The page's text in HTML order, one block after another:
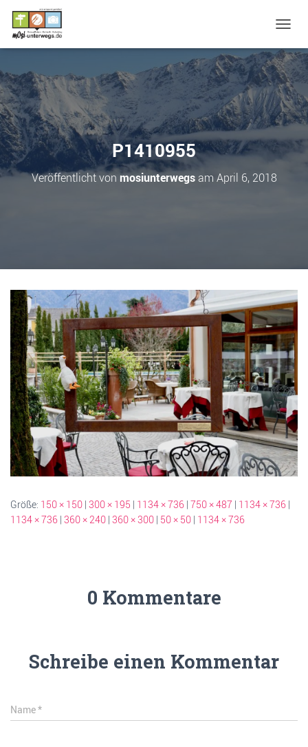
A
V
I
G
A
T
I
O
E
P1410955
Veröffentlicht von mosiunterwegsam April 6, 2018
Größe: 150 × 150 | 300 × 195 | 1134 × 736 | 750 × 487 | 1134 × 736 |
1134 × 736 | 360 × 240 | 360 × 300 | 50 × 50 | 1134 × 736
0 Kommentare
Schreibe einen Kommentar
Name*